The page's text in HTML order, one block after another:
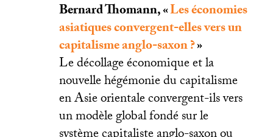
Bernard Thomann, «Les économies
asiatiques convergent-elles vers un
capitalisme anglo-saxon?»
Le décollage économique et la
nouvelle hégémonie du capitalisme
en Asie orientale convergent-ils vers
un modèle global fondé sur le